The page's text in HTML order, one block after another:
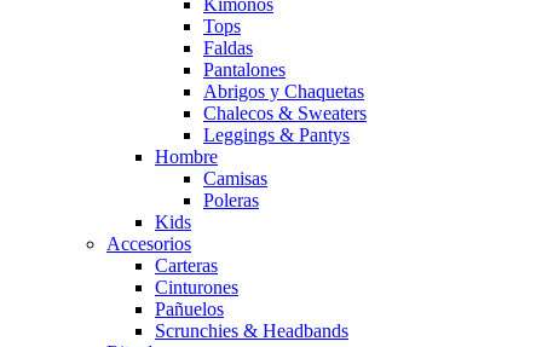
Kimonos
Tops
Faldas
Pantalones
Abrigos y Chaquetas
Chalecos & Sweaters
Leggings & Pantys
Hombre
Camisas
Poleras
Kids
Accesorios
Carteras
Cinturones
Pañuelos
Scrunchies & Headbands